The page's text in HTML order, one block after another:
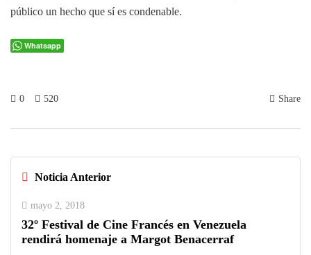
público un hecho que sí es condenable.
Whatsapp
0 520 Share
Noticia Anterior
mayo 2, 2018
32º Festival de Cine Francés en Venezuela
rendirá homenaje a Margot Benacerraf